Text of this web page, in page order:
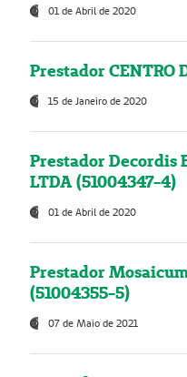
01 de Abril de 2020
Prestador CENTRO
15 de Janeiro de 2020
Prestador Decordis
LTDA (51004347-4)
01 de Abril de 2020
Prestador
(51004355-5)
07 de Maio de 2021